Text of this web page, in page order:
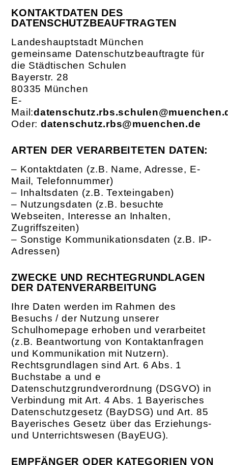
KONTAKTDATEN DES
DATENSCHUTZBEAUFTRAGTEN
Landeshauptstadt München
gemeinsame Datenschutzbeauftragte für
die Städtischen Schulen
Bayerstr. 28
80335 München
E-
Mail:
Oder: datenschutz.rbs@muenchen.de
ARTEN DER VERARBEITETEN DATEN:
– Kontaktdaten (z.B. Name, Adresse, E-
Mail, Telefonnummer)
– Inhaltsdaten (z.B. Texteingaben)
– Nutzungsdaten (z.B. besuchte
Webseiten, Interesse an Inhalten,
Zugriffszeiten)
– Sonstige Kommunikationsdaten (z.B. IP-
Adressen)
ZWECKE UND RECHTEGRUNDLAGEN
DER DATENVERARBEITUNG
Ihre Daten werden im Rahmen des
Besuchs / der Nutzung unserer
Schulhomepage erhoben und verarbeitet
(z.B. Beantwortung von Kontaktanfragen
und Kommunikation mit Nutzern).
Rechtsgrundlagen sind Art. 6 Abs. 1
Buchstabe a und e
Datenschutzgrundverordnung (DSGVO) in
Verbindung mit Art. 4 Abs. 1 Bayerisches
Datenschutzgesetz (BayDSG) und Art. 85
Bayerisches Gesetz über das Erziehungs-
und Unterrichtswesen (BayEUG).
EMPFÄNGER ODER KATEGORIEN VON